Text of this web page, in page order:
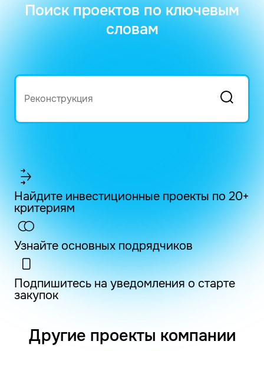
Поиск проектов по ключевым
словам
Найдите инвестиционные проекты по 20+
критериям
Узнайте основных подрядчиков
Подпишитесь на уведомления о старте
закупок
Другие проекты компании